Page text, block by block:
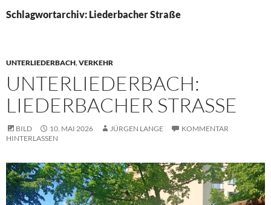
Schlagwortarchiv: Liederbacher Straße
UNTERLIEDERBACH,VERKEHR
UNTERLIEDERBACH:
LIEDERBACHER STRASSE
BILD 10. MAI 2026 JÜRGEN LANGE
KOMMENTAR
HINTERLASSEN